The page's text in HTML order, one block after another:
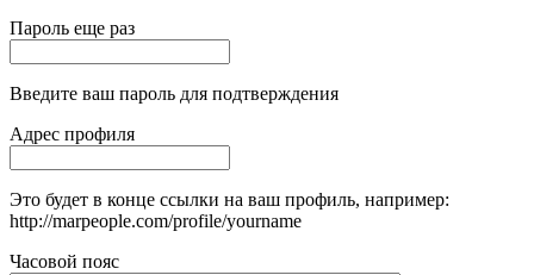
Пароль еще раз
Введите ваш пароль для подтверждения
Адрес профиля
Это будет в конце ссылки на ваш профиль, например:
http://marpeople.com/profile/yourname
Часовой пояс